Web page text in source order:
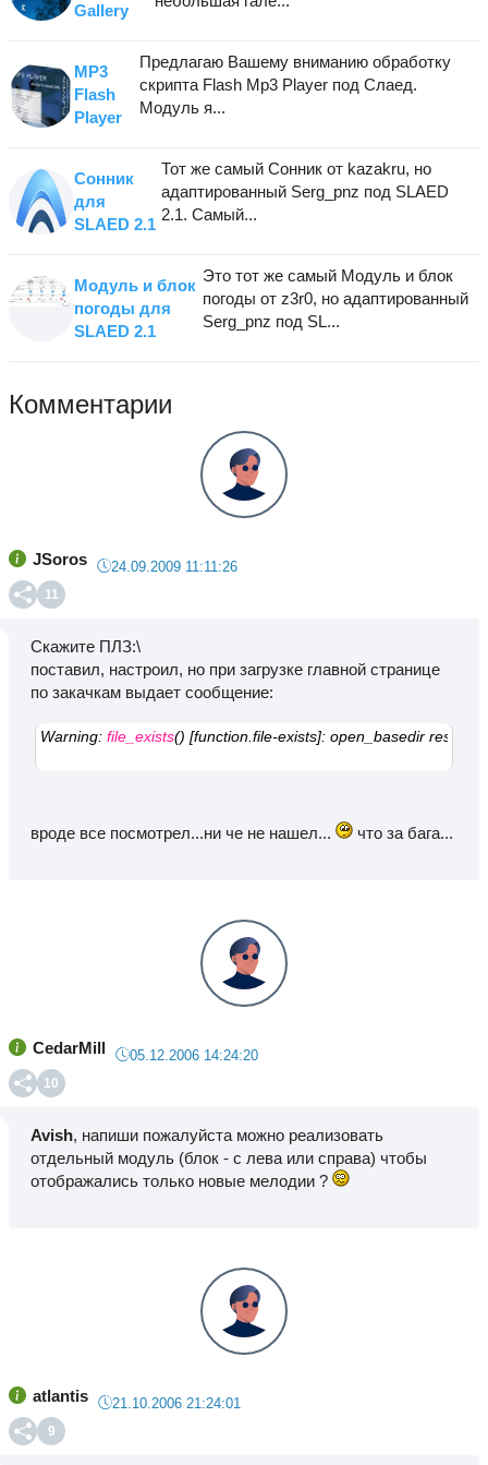
Gallery
MP3
Flash
Player
Предлагаю Вашему вниманию обработку
скрипта Flash Mp3 Player под Слаед.
Модуль я...
Сонник
для
SLAED 2.1
Тот же самый Сонник от kazakru, но
адаптированный Serg_pnz под SLAED
2.1. Самый...
Модуль и блок
погоды для
SLAED 2.1
Это тот же самый Модуль и блок
погоды от z3r0, но адаптированный
Serg_pnz под SL...
Комментарии
JSoros 24.09.2009 11:11:26
11
Скажите ПЛЗ:\
поставил, настроил, но при загрузке главной странице
по закачкам выдает сообщение:
Warning: file_exists() [function.file-exists]: open_basedir
вроде все посмотрел...ни че не нашел... что за бага...
CedarMill 05.12.2006 14:24:20
10
Avish, напиши пожалуйста можно реализовать
отдельный модуль (блок - с лева или справа) чтобы
отображались только новые мелодии ?
atlantis 21.10.2006 21:24:01
9